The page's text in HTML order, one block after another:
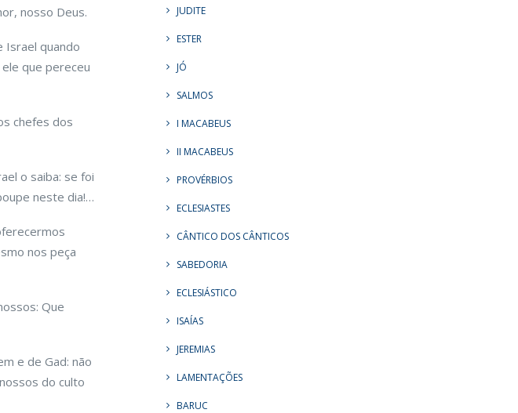
nosso Deus.
Israel quando
que pereceu
chefes dos
o saiba: se foi
neste dia!…
nos peça
Que
e de Gad: não
do culto
JUDITE
ESTER
JÓ
SALMOS
I MACABEUS
II MACABEUS
PROVÉRBIOS
ECLESIASTES
CÂNTICO DOS CÂNTICOS
SABEDORIA
ECLESIÁSTICO
ISAÍAS
JEREMIAS
LAMENTAÇÕES
BARUC